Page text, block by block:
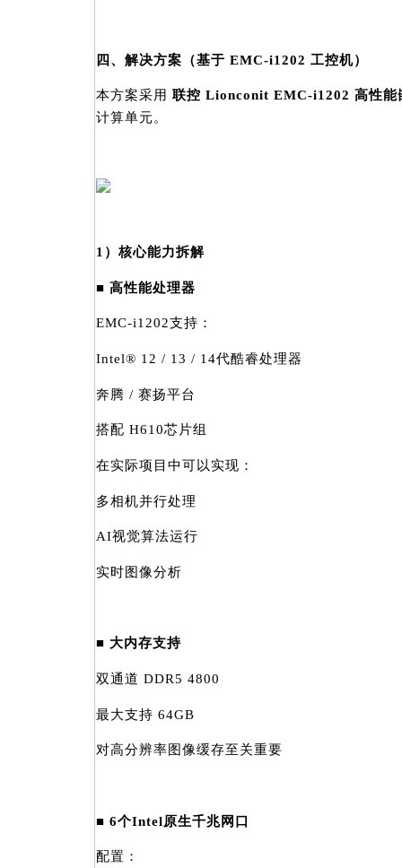
四、解决方案（基于 EMC-i1202 工控机）
本方案采用 联控 Lionconit EMC-i1202 高性能
计算单元。
1）核心能力拆解
■ 高性能处理器
EMC-i1202支持：
Intel® 12 / 13 / 14代酷睿处理器
奔腾 / 赛扬平台
搭配 H610芯片组
在实际项目中可以实现：
多相机并行处理
AI视觉算法运行
实时图像分析
■ 大内存支持
双通道 DDR5 4800
最大支持 64GB
对高分辨率图像缓存至关重要
■ 6个Intel原生千兆网口
配置：